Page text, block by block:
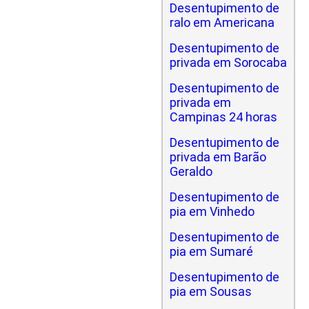
Desentupimento de
ralo em Americana
Desentupimento de
privada em Sorocaba
Desentupimento de
privada em
Campinas 24 horas
Desentupimento de
privada em Barão
Geraldo
Desentupimento de
pia em Vinhedo
Desentupimento de
pia em Sumaré
Desentupimento de
pia em Sousas